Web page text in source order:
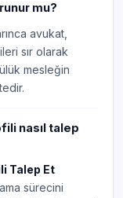
mu?
avukat,
sır olarak
mesleğin
nasıl talep
Talep Et
sürecini